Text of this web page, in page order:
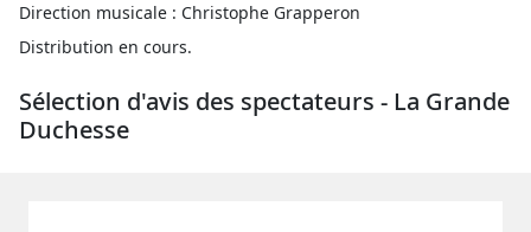
Direction musicale : Christophe Grapperon
Distribution en cours.
Sélection d'avis des spectateurs - La Grande
Duchesse